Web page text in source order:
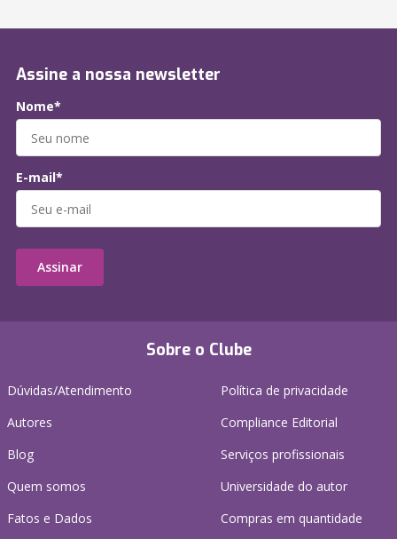
Sobre o Clube
Dúvidas/Atendimento
Autores
Blog
Quem somos
Fatos e Dados
Política de privacidade
Compliance Editorial
Serviços profissionais
Universidade do autor
Compras em quantidade
Assine a nossa newsletter
Nome*
E-mail*
Assinar